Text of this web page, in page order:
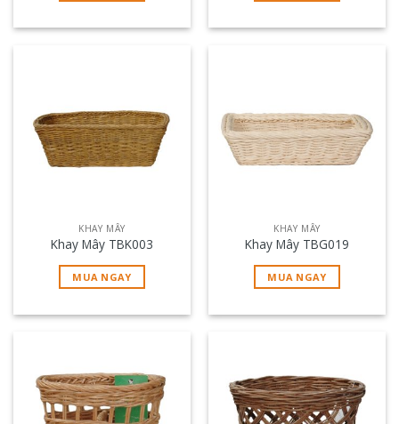
KHAY MÂY
Khay Mây TBK003
MUA NGAY
KHAY MÂY
Khay Mây TBG019
MUA NGAY